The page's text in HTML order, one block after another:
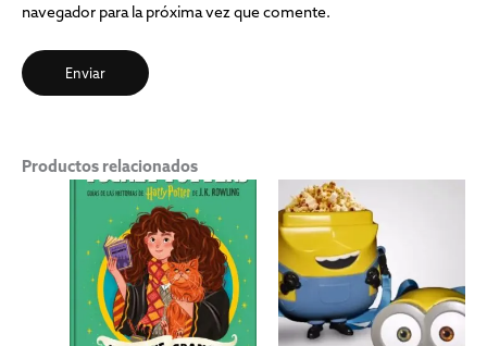
navegador para la próxima vez que comente.
Productos relacionados